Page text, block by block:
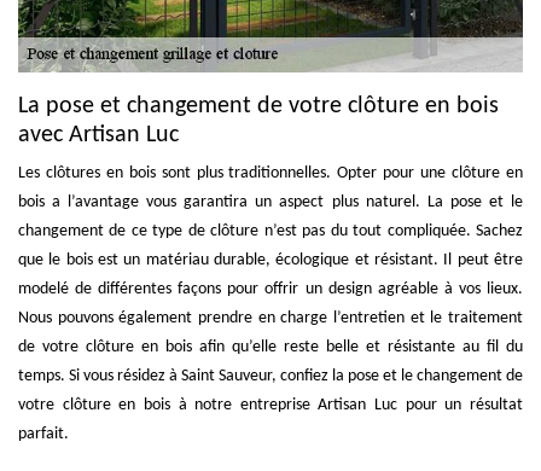
La pose et changement de votre clôture en bois
avec Artisan Luc
Les clôtures en bois sont plus traditionnelles. Opter pour une clôture en
bois a l’avantage vous garantira un aspect plus naturel. La pose et le
changement de ce type de clôture n’est pas du tout compliquée. Sachez
que le bois est un matériau durable, écologique et résistant. Il peut être
modelé de différentes façons pour offrir un design agréable à vos lieux.
Nous pouvons également prendre en charge l’entretien et le traitement
de votre clôture en bois afin qu’elle reste belle et résistante au fil du
temps. Si vous résidez à Saint Sauveur, confiez la pose et le changement de
votre clôture en bois à notre entreprise Artisan Luc pour un résultat
parfait.